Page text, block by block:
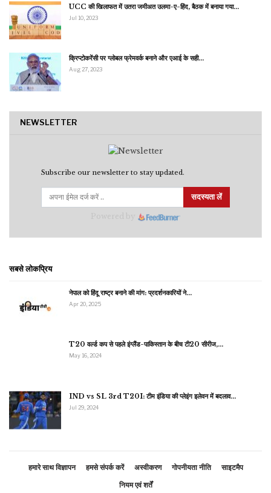
UCC की खिलाफत में उतरा जमीअत उलमा-ए-हिंद, बैठक में बनाया गया…
Jul 10, 2023
क्रिप्टोकरेंसी पर ग्लोबल फ्रेमवर्क बनाने और एआई के सही…
Aug 27, 2023
NEWSLETTER
Subscribe our newsletter to stay updated.
सदस्यता लें
सबसे लोकप्रिय
नेपाल को हिंदू राष्ट्र बनाने की मांग: प्रदर्शनकारियों ने…
Apr 20, 2025
T20 वर्ल्ड कप से पहले इंग्लैंड-पाकिस्तान के बीच टी20 सीरीज,…
May 16, 2024
IND vs SL 3rd T20I: टीम इंडिया की प्लेइंग इलेवन में बदलाव…
Jul 29, 2024
हमारे साथ विज्ञापन हमसे संपर्क करें अस्वीकरण गोपनीयता नीति
साइटमैप
नियम एवं शर्तें